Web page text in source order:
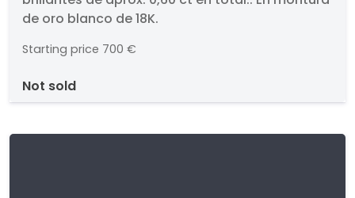
de oro blanco de 18K.
Starting price 700 €
not sold